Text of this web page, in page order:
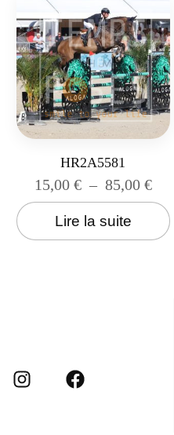
HR2A5581
15,00 € – 85,00 €
Lire la suite